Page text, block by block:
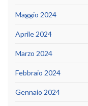
Maggio 2024
Aprile 2024
Marzo 2024
Febbraio 2024
Gennaio 2024